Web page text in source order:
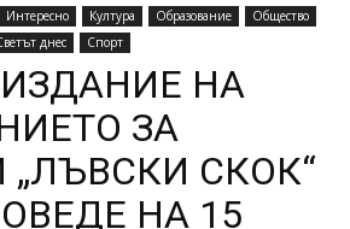
Интересно Култура Образование
Общество
днес Спорт
НА
ЗА
СКОК“
НА 15